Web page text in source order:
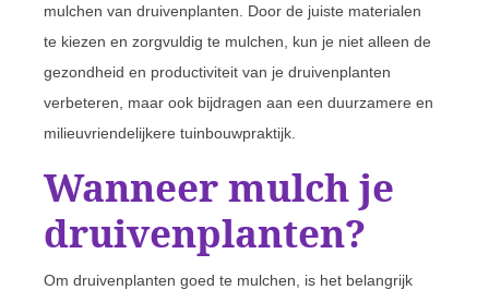
mulchen van druivenplanten. Door de juiste materialen
te kiezen en zorgvuldig te mulchen, kun je niet alleen de
gezondheid en productiviteit van je druivenplanten
verbeteren, maar ook bijdragen aan een duurzamere en
milieuvriendelijkere tuinbouwpraktijk.
Wanneer mulch je
druivenplanten?
Om druivenplanten goed te mulchen, is het belangrijk